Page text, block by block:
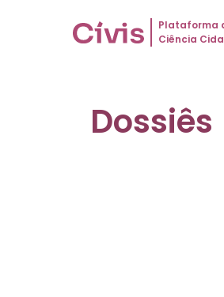
Plataforma
Ciência
Dossiês